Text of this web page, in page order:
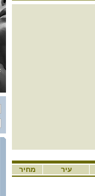
מחיר עיר